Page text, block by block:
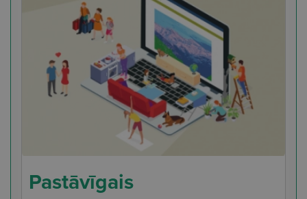
Pastāvīgais